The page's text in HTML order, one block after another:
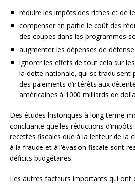
réduire les impôts des riches et de
compenser en partie le coût des
des coupes dans les programmes
augmenter les dépenses de
ignorer les effets de tout cela sur
la dette nationale, qui se traduisent
des paiements d’intérêts aux
américaines à 1000 milliards de
Des études historiques à long terme
concluante que les réductions d’impôts
recettes fiscales due à la lenteur de la
à la fraude et à l’évasion fiscale sont
déficits budgétaires.
Les autres facteurs importants qui ont